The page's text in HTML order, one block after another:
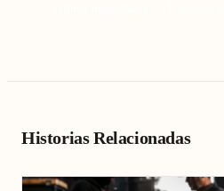
Historias Relacionadas